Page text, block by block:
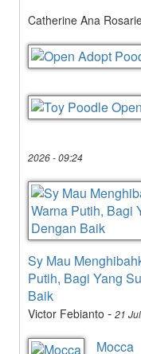
Catherine Ana
2026 - 09:24
Sy Mau
Putih, Bagi Yang
Baik
Victor Febianto - 21
Mocca